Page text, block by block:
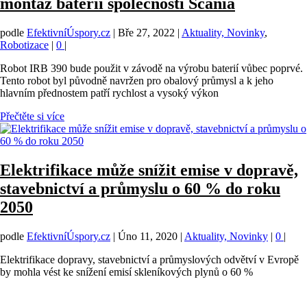
montáž baterií společnosti Scania
podle EfektivníÚspory.cz | Bře 27, 2022 | Aktuality, Novinky,
Robotizace | 0 |
Robot IRB 390 bude použit v závodě na výrobu baterií vůbec poprvé.
Tento robot byl původně navržen pro obalový průmysl a k jeho
hlavním přednostem patří rychlost a vysoký výkon
Přečtěte si více
Elektrifikace může snížit emise v dopravě,
stavebnictví a průmyslu o 60 % do roku
2050
podle EfektivníÚspory.cz | Úno 11, 2020 | Aktuality, Novinky | 0 |
Elektrifikace dopravy, stavebnictví a průmyslových odvětví v Evropě
by mohla vést ke snížení emisí skleníkových plynů o 60 %